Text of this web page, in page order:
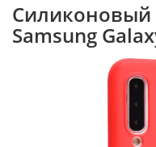
Силиконовый
Samsung